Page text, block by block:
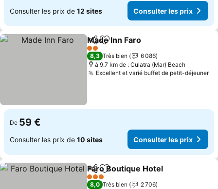
Consulter les prix de 12 sites Consulter les prix
PartagerAjouter à mes favoris
Made Inn Faro
2 Étoiles
8,3 Très bien
6 086
à 9.7 km de : Culatra (Mar) Beach
Excellent et varié buffet de petit-déjeuner
De 59 €
Consulter les prix de 10 sites Consulter les prix
PartagerAjouter à mes favoris
Faro Boutique Hotel
3 Étoiles
8,0 Très bien
2 706